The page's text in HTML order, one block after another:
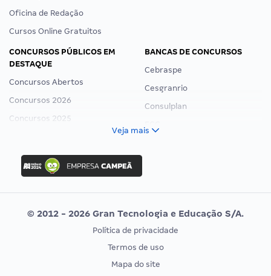
Oficina de Redação
Cursos Online Gratuitos
CONCURSOS PÚBLICOS EM
DESTAQUE
Concursos Abertos
Concursos 2026
Concursos 2025
Concurso Ibama
Concurso MPU
Editais publicados
BANCAS DE CONCURSOS
Cebraspe
Cesgranrio
Consulplan
Vunesp
CONCURSOS POR PROFISSÃO
EXAME DE ORDEM
Veja mais
© 2012 - 2026 Gran Tecnologia e Educação S/A.
Política de privacidade
Termos de uso
Mapa do site